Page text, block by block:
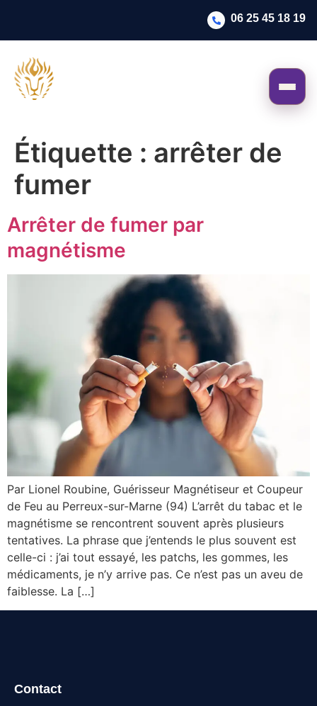
06 25 45 18 19
Étiquette : arrêter de
fumer
Arrêter de fumer par
magnétisme
Par Lionel Roubine, Guérisseur Magnétiseur et Coupeur
de Feu au Perreux-sur-Marne (94) L’arrêt du tabac et le
magnétisme se rencontrent souvent après plusieurs
tentatives. La phrase que j’entends le plus souvent est
celle-ci : j’ai tout essayé, les patchs, les gommes, les
médicaments, je n’y arrive pas. Ce n’est pas un aveu de
faiblesse. La […]
Contact